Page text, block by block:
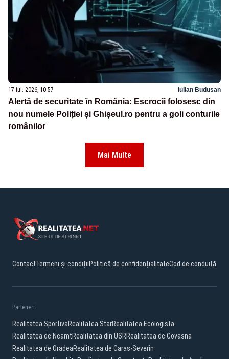
17 iul. 2026, 10:57 Iulian Budusan
Alertă de securitate în România: Escrocii folosesc din
nou numele Poliției și Ghișeul.ro pentru a goli conturile
românilor
Mai Multe
ContactTermeni și condițiiPolitică de confidențialitateCod de conduită
Parteneri:
Realitatea SportivaRealitatea StarRealitatea Ecologista
Realitatea de NeamtRealitatea din USRRealitatea de Covasna
Realitatea de OradeaRealitatea de Caras-Severin